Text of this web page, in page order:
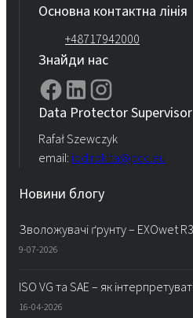
Основна контактна лінія
+48717942000
Знайди нас
Data Protector Supervisor
Rafał Szewczyk
email: iod.rokita@pcc.eu
Новини блогу
Зволожувачі ґрунту – EXOwet
9-07-2026
ISO VG та SAE – як
16-04-2026